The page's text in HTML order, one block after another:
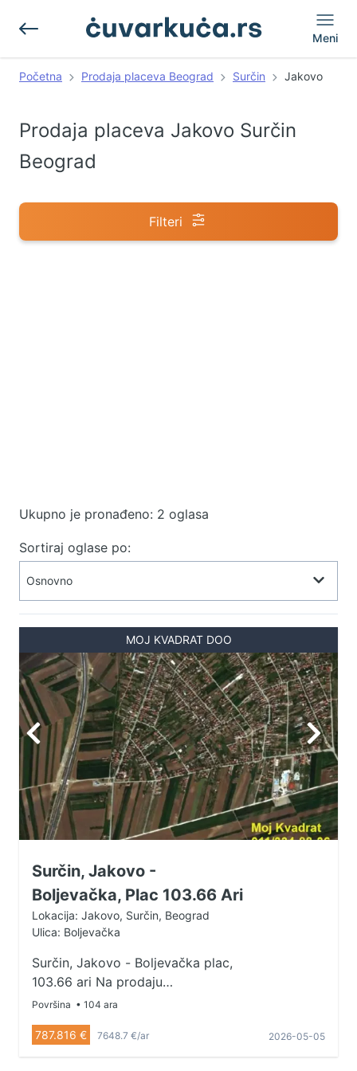
Meni
Početna Prodaja placeva Beograd Surčin Jakovo
Prodaja placeva Jakovo Surčin
Beograd
Filteri
Ukupno je pronađeno: 2 oglasa
Sortiraj oglase po:
MOJ KVADRAT DOO
Surčin, Jakovo -
Boljevačka, Plac 103.66 Ari
Lokacija: Jakovo, Surčin, Beograd
Ulica: Boljevačka
Surčin, Jakovo - Boljevačka plac,
103.66 ari Na prodaju
poljoprivredno zemljište u
Zemljište je pravougaonog oblika,
front prema nekategorisanom putu
Površina • 104 ara
787.816 € 7648.7 €/ar 2026-05-05